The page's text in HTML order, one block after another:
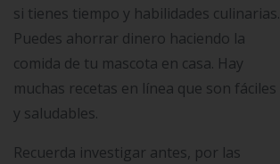
si tienes tiempo y habilidades culinarias.
Puedes ahorrar dinero haciendo la
comida de tu mascota en casa. Hay
muchas recetas en línea que son fáciles
y saludables.
Recuerda investigar antes, por las